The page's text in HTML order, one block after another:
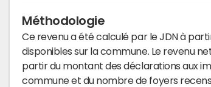
Méthodologie
Ce revenu a été calculé par le JDN à
disponibles sur la commune. Le revenu
partir du montant des déclarations aux
commune et du nombre de foyers